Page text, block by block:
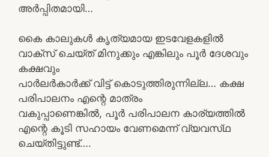
അർപ്പിതമായി…
കൈ കാലുകൾ കൃത്യമായ ഇടവേളകളിൽ
വാക്സ് ചെയ്ത് മിനുക്കും എങ്കിലും പൂർ ദേശവും
കക്ഷവും
പാർലർകാർക്ക് വിട്ട് കൊടുത്തിരുന്നില്ല… കക്ഷ
പരിപാലനം എന്റെ മാത്രം
വകുപ്പാണെങ്കിൽ, പൂർ പരിപാലന കാര്യത്തിൽ
എന്റെ കൂടി സഹായം വേണമെന്ന് വ്യവസ്‌ഥ
ചെയ്‌തിട്ടുണ്ട്….